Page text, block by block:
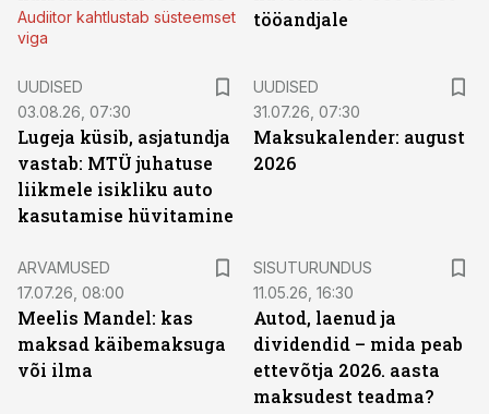
Audiitor kahtlustab süsteemset
viga
tööandjale
UUDISED
03.08.26, 07:30
Lugeja küsib, asjatundja
vastab: MTÜ juhatuse
liikmele isikliku auto
kasutamise hüvitamine
UUDISED
31.07.26, 07:30
Maksukalender: august
2026
ARVAMUSED
17.07.26, 08:00
Meelis Mandel: kas
maksad käibemaksuga
või ilma
SISUTURUNDUS
11.05.26, 16:30
Autod, laenud ja
dividendid – mida peab
ettevõtja 2026. aasta
maksudest teadma?